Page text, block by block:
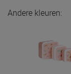
Andere kleuren: